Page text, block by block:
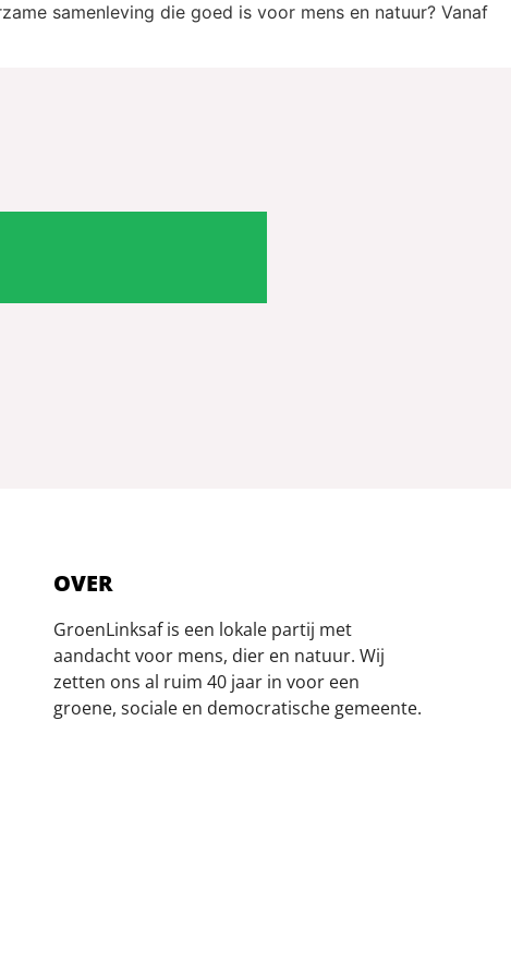
samenleving die goed is voor mens en natuur? Vanaf
OVER
GroenLinksaf is een lokale partij met
aandacht voor mens, dier en natuur. Wij
zetten ons al ruim 40 jaar in voor een
groene, sociale en democratische gemeente.